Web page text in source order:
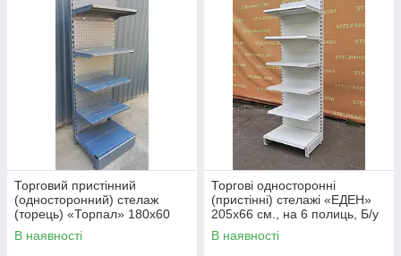
Торговий пристінний
(односторонний) стелаж
(торець) «Торпал» 180х60
см., RAL-7024, Б/у
В наявності
Торгові односторонні
(пристінні) стелажі «ЕДЕН»
205х66 см., на 6 полиць, Б/у
В наявності